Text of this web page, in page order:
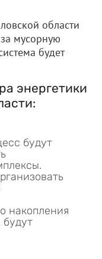
области
мусорную
будет
энергетики
будут
накопления
будут